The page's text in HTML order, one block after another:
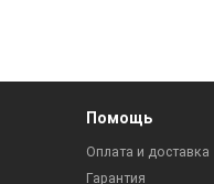
Помощь
Оплата и доставка
Гарантия